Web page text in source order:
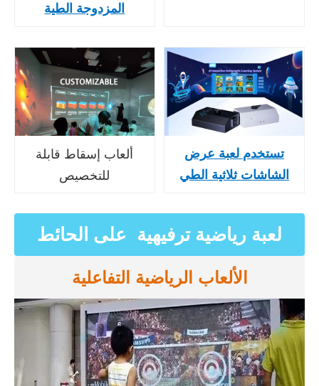
المزدوجة الطية
تستخدم لعبة عرض
الشاشات ثلاثية الطي
ألعاب إسقاط قابلة
للتخصيص
لعبة رياضية ترفيهية على الحائط
الألعاب الرياضية التفاعلية